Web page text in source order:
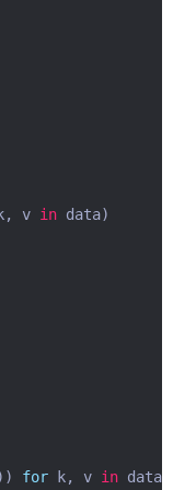
, v in data)
for k, v in data)